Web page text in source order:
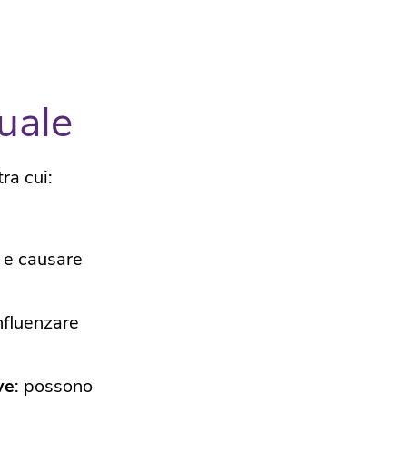
cui:
causare
: possono